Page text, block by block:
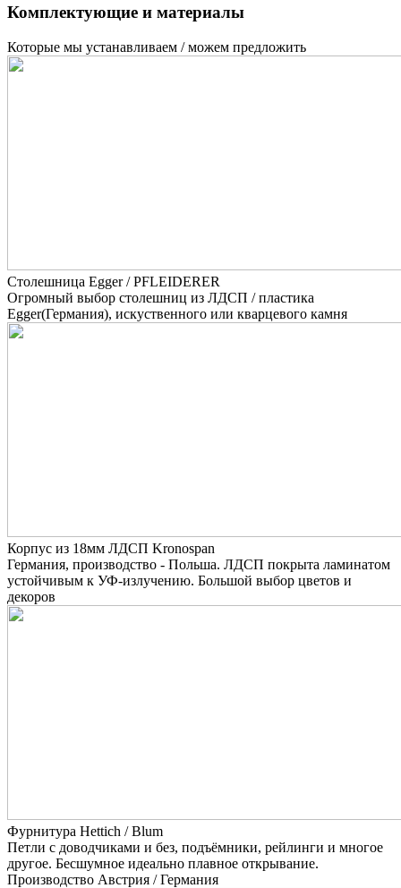
Комплектующие и материалы
Которые мы устанавливаем / можем предложить
Столешница Egger / PFLEIDERER
Огромный выбор столешниц из ЛДСП / пластика
Egger(Германия), искуственного или кварцевого камня
Корпус из 18мм ЛДСП Kronospan
Германия, производство - Польша. ЛДСП покрыта ламинатом
устойчивым к УФ-излучению. Большой выбор цветов и
декоров
Фурнитура Hettich / Blum
Петли с доводчиками и без, подъёмники, рейлинги и многое
другое. Бесшумное идеально плавное открывание.
Производство Австрия / Германия